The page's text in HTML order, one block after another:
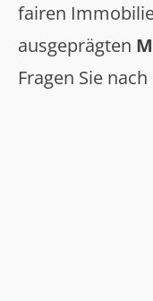
fairen
ausgeprägten
Fragen Sie